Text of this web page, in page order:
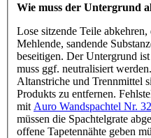
Wie muss der Untergrund
Lose sitzende Teile abkehren,
Mehlende, sandende
beseitigen. Der Untergrund
muss ggf. neutralisiert
Altanstriche und Trennmittel
Produkts zu entfernen.
mit Auro Wandspachtel Nr.
müssen die Spachtelgrate
offene Tapetennähte geben